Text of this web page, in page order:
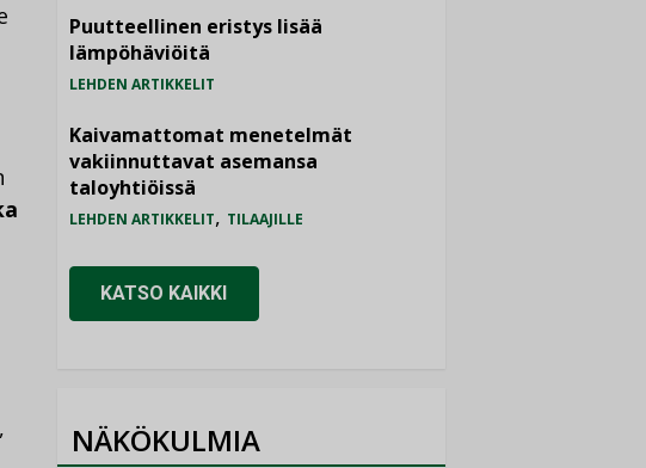
Puutteellinen eristys lisää
lämpöhäviöitä
LEHDEN ARTIKKELIT
Kaivamattomat menetelmät
vakiinnuttavat asemansa
taloyhtiöissä
LEHDEN ARTIKKELIT, TILAAJILLE
KATSO KAIKKI
NÄKÖKULMIA